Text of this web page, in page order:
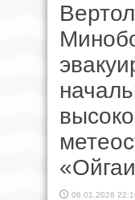
06.01.2026